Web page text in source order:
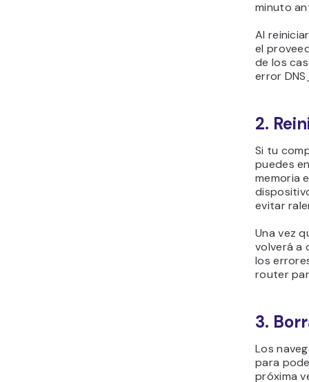
minuto
Al
el
de los
error
2.
Si tu
puedes
memoria
evitar
Una vez
volverá a
los
router
3.
Los
para
próxima